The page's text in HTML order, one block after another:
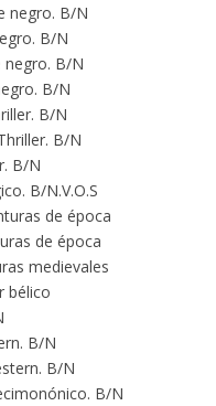
negro. B/N
B/N
negro. B/N
B/N
B/N
B/N
B/N
B/N.V.O.S
de época
de época
medievales
bélico
B/N
B/N
B/N